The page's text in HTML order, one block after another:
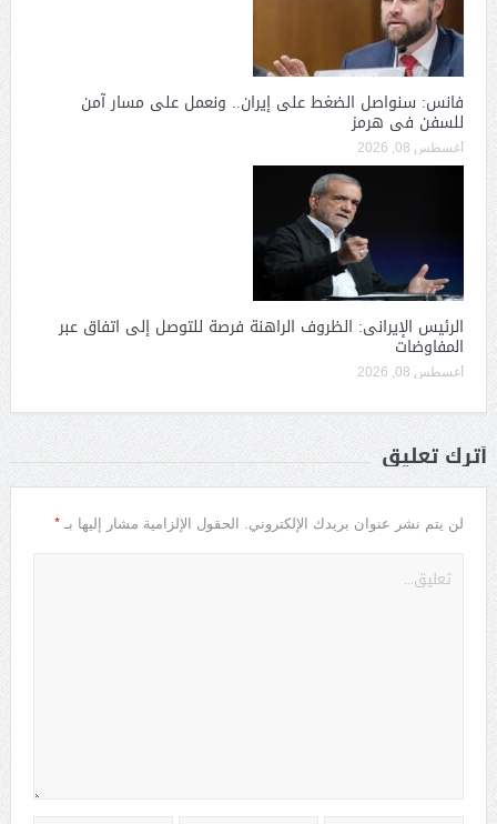
فانس: سنواصل الضغط على إيران.. ونعمل على مسار آمن
للسفن فى هرمز
أغسطس 08, 2026
الرئيس الإيرانى: الظروف الراهنة فرصة للتوصل إلى اتفاق عبر
المفاوضات
أغسطس 08, 2026
أترك تعليق
لن يتم نشر عنوان بريدك الإلكتروني. الحقول الإلزامية مشار إليها بـ *